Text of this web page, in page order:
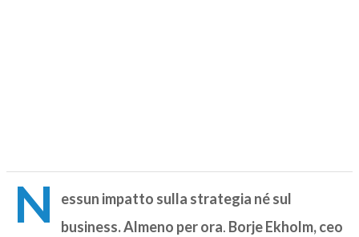
N
essun impatto sulla strategia né sul
business. Almeno per ora. Borje Ekholm, ceo